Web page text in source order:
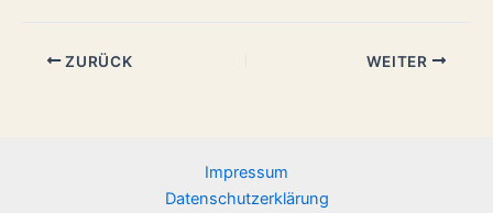
ZURÜCK WEITER
Impressum
Datenschutzerklärung